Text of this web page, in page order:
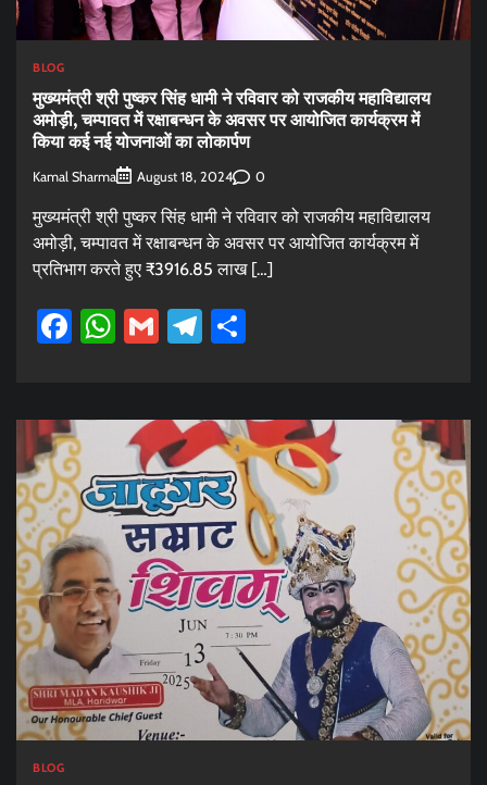
BLOG
मुख्यमंत्री श्री पुष्कर सिंह धामी ने रविवार को राजकीय महाविद्यालय
अमोड़ी, चम्पावत में रक्षाबन्धन के अवसर पर आयोजित कार्यक्रम में
किया कई नई योजनाओं का लोकार्पण
Kamal Sharma August 18, 2024 0
मुख्यमंत्री श्री पुष्कर सिंह धामी ने रविवार को राजकीय महाविद्यालय
अमोड़ी, चम्पावत में रक्षाबन्धन के अवसर पर आयोजित कार्यक्रम में
प्रतिभाग करते हुए ₹3916.85 लाख […]
Facebook
WhatsApp
GmailTelegram
BLOG